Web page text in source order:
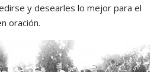
y desearles lo mejor para el
oración.